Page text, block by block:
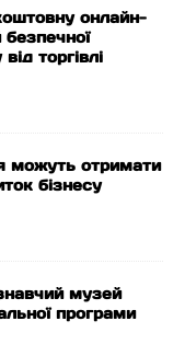
онлайн-
торгівлі
можуть отримати
бізнесу
музей
програми